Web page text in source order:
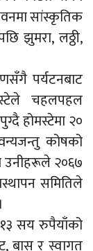
सांस्कृतिक
झुमरा, लठ्ठी,
पर्यटनबाट
चहलपहल
होमस्टेमा २०
कोषको
उनीहरूले २०६७
समितिले
१३ सय रुपैयाँको